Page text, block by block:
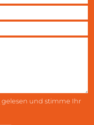
gelesen und stimme Ihr